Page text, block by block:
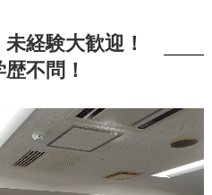
経験大歓迎！
不問！